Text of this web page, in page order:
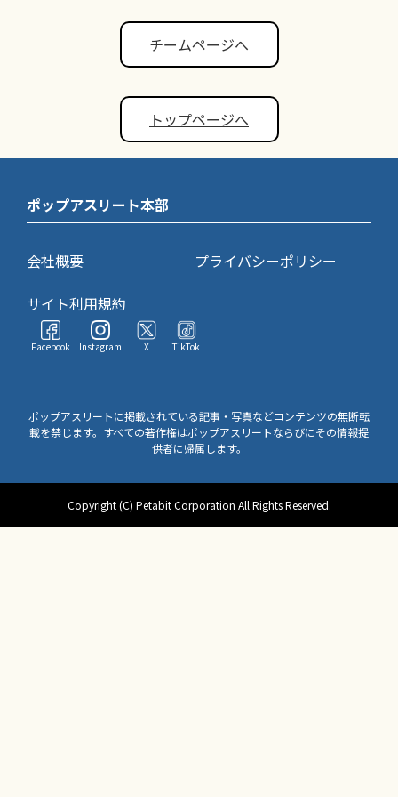
チームページへ
トップページへ
ポップアスリート本部
会社概要
プライバシーポリシー
サイト利用規約
Facebook Instagram X TikTok
ポップアスリートに掲載されている記事・写真などコンテンツの無断転
載を禁じます。すべての著作権はポップアスリートならびにその情報提
供者に帰属します。
Copyright (C) Petabit Corporation All Rights Reserved.